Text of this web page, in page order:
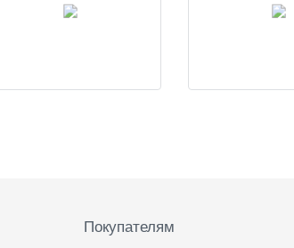
Покупателям